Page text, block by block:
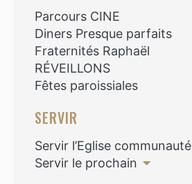
Parcours CINE
Diners Presque parfaits
Fraternités Raphaël
RÉVEILLONS
Fêtes paroissiales
SERVIR
Servir l’Eglise communauté
Servir le prochain